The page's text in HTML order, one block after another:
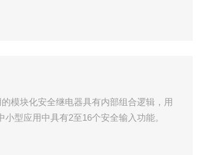
模块化安全继电器具有内部组合逻辑，用
型应用中具有2至16个安全输入功能。